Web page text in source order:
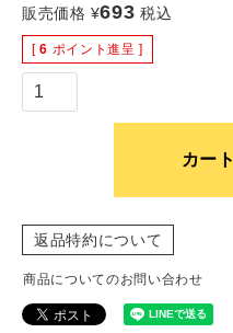
販売価格 ¥693 税込
[ 6 ポイント進呈 ]
カー
返品特約について
商品についてのお問い合わせ